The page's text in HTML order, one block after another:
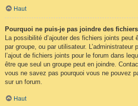
Haut
Pourquoi ne puis-je pas joindre des
La possibilité d’ajouter des fichiers joints peut
par groupe, ou par utilisateur. L’administrateur
l’ajout de fichiers joints pour le forum dans
être que seul un groupe peut en joindre.
vous ne savez pas pourquoi vous ne pouvez
sur un forum.
Haut